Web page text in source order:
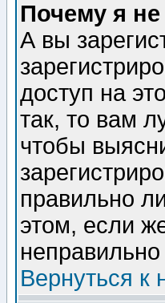
Почему я
А вы
доступ на
так, то вам
чтобы
правильно
этом, если
Вернуться к